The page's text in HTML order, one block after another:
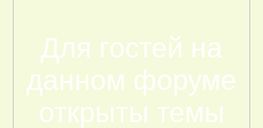
Для гостей на
данном форуме
открыты темы